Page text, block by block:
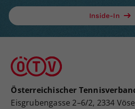
Inside-In
Österreichischer
Eisgrubengasse 2–6/2, 2334